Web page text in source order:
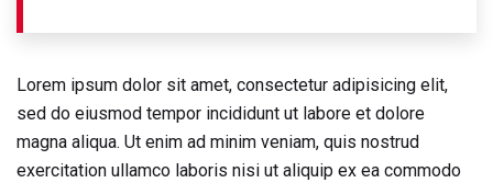
Lorem ipsum dolor sit amet, consectetur adipisicing elit,
sed do eiusmod tempor incididunt ut labore et dolore
magna aliqua. Ut enim ad minim veniam, quis nostrud
exercitation ullamco laboris nisi ut aliquip ex ea commodo